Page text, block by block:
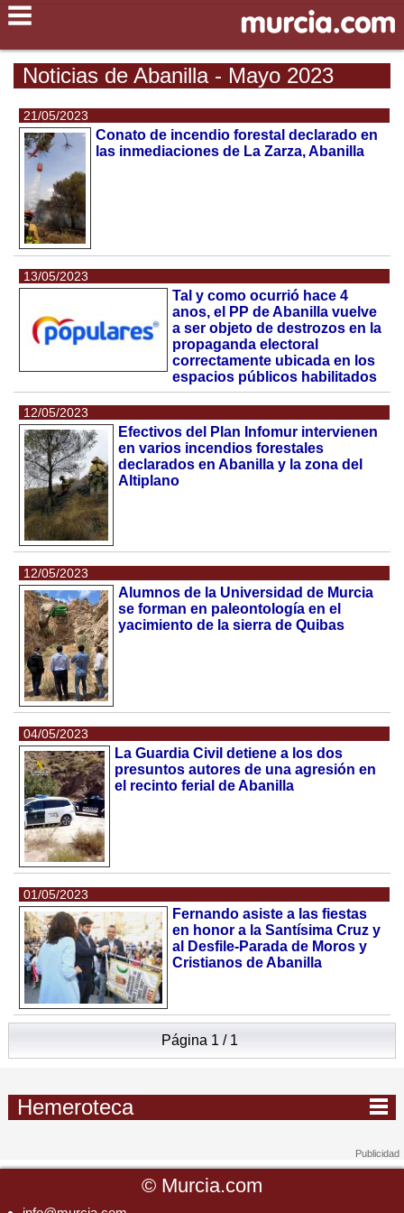
Noticias de Abanilla - Mayo 2023
21/05/2023
Conato de incendio forestal declarado en
las inmediaciones de La Zarza, Abanilla
13/05/2023
Tal y como ocurrió hace 4
anos, el PP de Abanilla vuelve
a ser objeto de destrozos en la
propaganda electoral
correctamente ubicada en los
espacios públicos habilitados
12/05/2023
Efectivos del Plan Infomur intervienen
en varios incendios forestales
declarados en Abanilla y la zona del
Altiplano
12/05/2023
Alumnos de la Universidad de Murcia
se forman en paleontología en el
yacimiento de la sierra de Quibas
04/05/2023
La Guardia Civil detiene a los dos
presuntos autores de una agresión en
el recinto ferial de Abanilla
01/05/2023
Fernando asiste a las fiestas
en honor a la Santísima Cruz y
al Desfile-Parada de Moros y
Cristianos de Abanilla
Página 1 / 1
Hemeroteca
© Murcia.com